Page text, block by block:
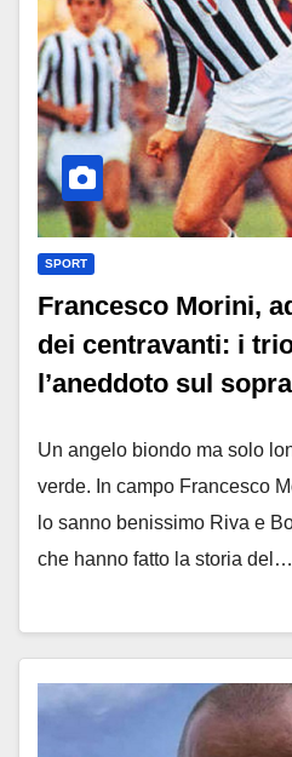
SPORT
Francesco Morini,
dei centravanti: i
l’aneddoto sul
Un angelo biondo ma solo
verde. In campo Francesco
lo sanno benissimo Riva e
che hanno fatto la storia del…